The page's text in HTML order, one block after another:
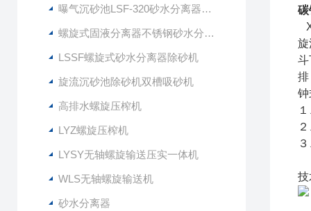
曝气沉砂池LSF-320砂水分离器技术说明
螺旋式固液分离器不锈钢砂水分离设备
LSSF螺旋式砂水分离器除砂机
旋流沉砂池除砂机双槽吸砂机
高排水螺旋压榨机
LYZ螺旋压榨机
LYSY无轴螺旋输送压实一体机
WLS无轴螺旋输送机
砂水分离器
碳
旋
斗
排
钟
技